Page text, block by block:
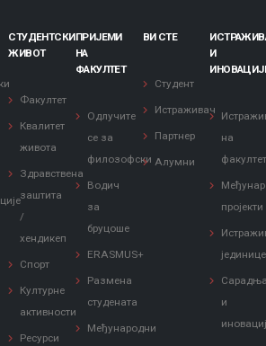
СТУДЕНТСКИ
ЖИВОТ
Факултет
Квалитет
живота
Здравствена
заштита
/
хендикеп
Спорт
Културне
активности
Ресурси
ПРИЈЕМИ
НА
ФАКУЛТЕТ
Одлучите
се за
филозофски
Водич
за
бруцоше
ERASMUS+
Размена
студената
Међународни
ВИ СТЕ
Студент
Истраживач
Партнер
Алумни
И
на
пројекти
јединице
и